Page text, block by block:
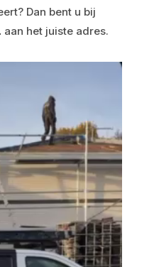
Dan bent u bij
aan het juiste adres.